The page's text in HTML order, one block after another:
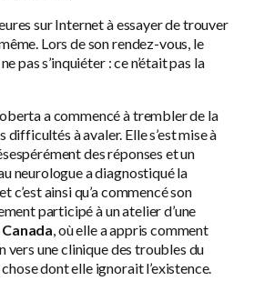
sur Internet à essayer de trouver
Lors de son rendez-vous, le
pas s’inquiéter : ce n’était pas la
a commencé à trembler de la
à avaler. Elle s’est mise à
des réponses et un
neurologue a diagnostiqué la
c’est ainsi qu’a commencé son
participé à un atelier d’une
, où elle a appris comment
une clinique des troubles du
dont elle ignorait l’existence.